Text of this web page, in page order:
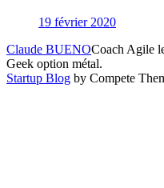
19 février 2020
Claude BUENOCoach Agile
Geek option métal.
Startup Blog by Compete